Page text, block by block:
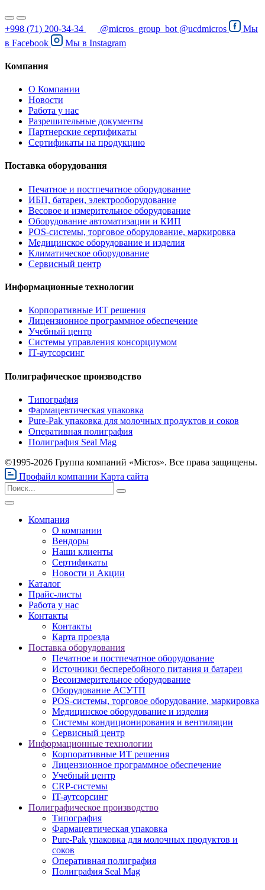
+998 (71) 200-34-34 @micros_group_bot @ucdmicros
Мы
в Facebook Мы в Instagram
Компания
О Компании
Новости
Работа у нас
Разрешительные документы
Партнерские сертификаты
Сертификаты на продукцию
Поставка оборудования
Печатное и постпечатное оборудование
ИБП, батареи, электрооборудование
Весовое и измерительное оборудование
Оборудование автоматизации и КИП
POS-системы, торговое оборудование, маркировка
Медицинское оборудование и изделия
Климатическое оборудование
Сервисный центр
Информационные технологии
Корпоративные ИТ решения
Лицензионное программное обеспечение
Учебный центр
Системы управления консорциумом
IT-аутсорсинг
Полиграфическое производство
Типография
Фармацевтическая упаковка
Pure-Pak упаковка для молочных продуктов и соков
Оперативная полиграфия
Полиграфия Seal Mag
©1995-2026 Группа компаний «Micros». Все права защищены.
Профайл компании Карта сайта
Компания
О компании
Вендоры
Наши клиенты
Сертификаты
Новости и Акции
Каталог
Прайс-листы
Работа у нас
Контакты
Контакты
Карта проезда
Поставка оборудования
Печатное и постпечатное оборудование
Источники бесперебойного питания и батареи
Весоизмерительное оборудование
Оборудование АСУТП
POS-системы, торговое оборудование, маркировка
Медицинское оборудование и изделия
Системы кондиционирования и вентиляции
Сервисный центр
Информационные технологии
Корпоративные ИТ решения
Лицензионное программное обеспечение
Учебный центр
CRP-системы
IT-аутсорсинг
Полиграфическое производство
Типография
Фармацевтическая упаковка
Pure-Pak упаковка для молочных продуктов и
соков
Оперативная полиграфия
Полиграфия Seal Mag